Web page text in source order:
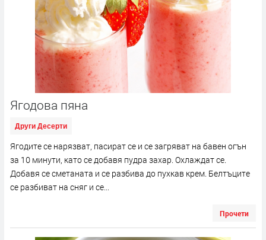
Ягодова пяна
Други Десерти
Ягодите се нарязват, пасират се и се загряват на бавен огън
за 10 минути, като се добавя пудра захар. Охлаждат се.
Добавя се сметаната и се разбива до пухкав крем. Белтъците
се разбиват на сняг и се...
Прочети